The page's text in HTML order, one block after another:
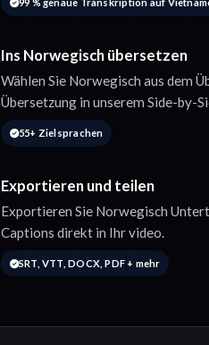
Ins Norwegisch übersetzen
Wählen Sie Norwegisch aus dem
Übersetzung in unserem Side-by-
55+ Zielsprachen
Exportieren und teilen
Exportieren Sie Norwegisch
Captions direkt in Ihr video.
SRT, VTT, DOCX, PDF + mehr